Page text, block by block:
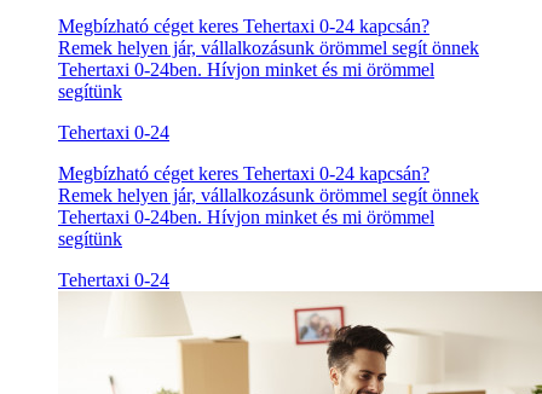
Megbízható céget keres Tehertaxi 0-24 kapcsán?
Remek helyen jár, vállalkozásunk örömmel segít önnek
Tehertaxi 0-24ben. Hívjon minket és mi örömmel
segítünk
Tehertaxi 0-24
Megbízható céget keres Tehertaxi 0-24 kapcsán?
Remek helyen jár, vállalkozásunk örömmel segít önnek
Tehertaxi 0-24ben. Hívjon minket és mi örömmel
segítünk
Tehertaxi 0-24